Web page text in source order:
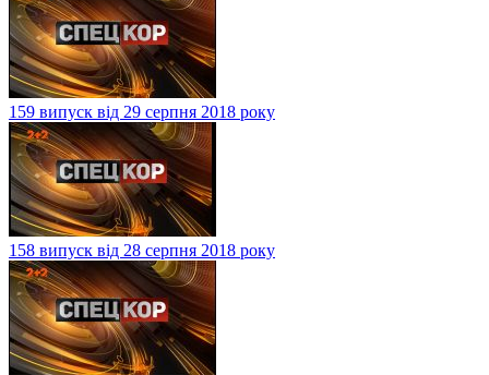
159 випуск від 29 серпня 2018 року
158 випуск від 28 серпня 2018 року